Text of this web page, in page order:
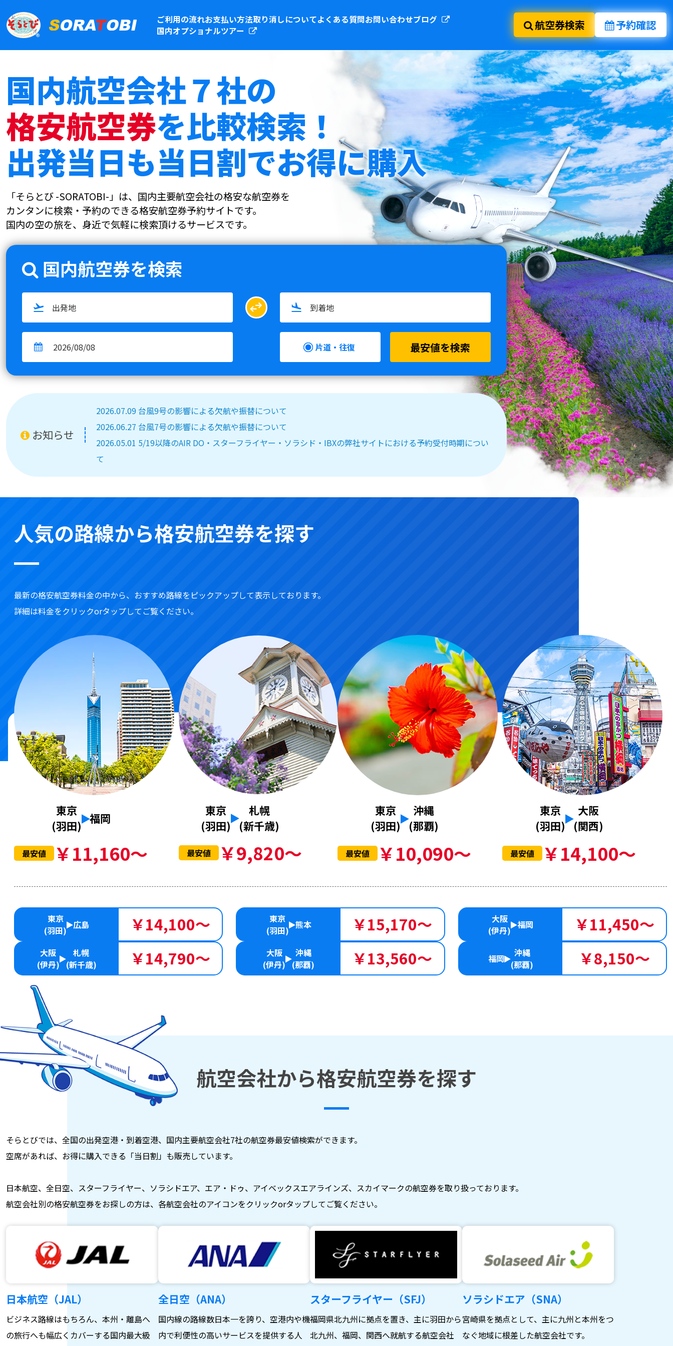
ご利用の流れお支払い方法取り消しについてよくある質問お問い合わせブログ
国内オプショナルツアー
航空券検索 予約確認
国内航空会社７社の
格安航空券を比較検索！
出発当日も当日割でお得に購入
「そらとび -SORATOBI-」は、国内主要航空会社の格安な航空券を
カンタンに検索・予約のできる格安航空券予約サイトです。
国内の空の旅を、身近で気軽に検索頂けるサービスです。
国内航空券を検索
swap_horiz
片道・往復 最安値を検索
お知らせ
2026.07.09 台風9号の影響による欠航や振替について
2026.06.27 台風7号の影響による欠航や振替について
2026.05.01 5/19以降のAIR DO・スターフライヤー・ソラシド・IBXの弊社サイトにおける予約受付時期につい
て
人気の路線から格安航空券を探す
最新の格安航空券料金の中から、おすすめ路線をピックアップして表示しております。
詳細は料金をクリックorタップしてご覧ください。
東京
(羽田)
福岡
最安値 ￥11,160～
東京
(羽田)
札幌
(新千歳)
最安値 ￥9,820～
東京
(羽田)
沖縄
(那覇)
最安値 ￥10,090～
東京
(羽田)
大阪
(関西)
最安値 ￥14,100～
東京
(羽田) 広島 ￥14,100～
東京
(羽田) 熊本 ￥15,170～
大阪
(伊丹) 福岡 ￥11,450～
大阪
(伊丹)
札幌
(新千歳)
￥14,790～
大阪
(伊丹)
沖縄
(那覇)
￥13,560～ 福岡
沖縄
(那覇)
￥8,150～
航空会社から格安航空券を探す
そらとびでは、全国の出発空港・到着空港、国内主要航空会社7社の航空券最安値検索ができます。
空席があれば、お得に購入できる「当日割」も販売しています。
日本航空、全日空、スターフライヤー、ソラシドエア、エア・ドゥ、アイベックスエアラインズ、スカイマークの航空券を取り扱っております。
航空会社別の格安航空券をお探しの方は、各航空会社のアイコンをクリックorタップしてご覧ください。
日本航空（JAL）
ビジネス路線はもちろん、本州・離島へ
の旅行へも幅広くカバーする国内最大級
全日空（ANA）
国内線の路線数日本一を誇り、空港内や機
内で利便性の高いサービスを提供する人
スターフライヤー（SFJ）
福岡県北九州に拠点を置き、主に羽田から
北九州、福岡、関西へ就航する航空会社
ソラシドエア（SNA）
宮崎県を拠点として、主に九州と本州をつ
なぐ地域に根差した航空会社です。